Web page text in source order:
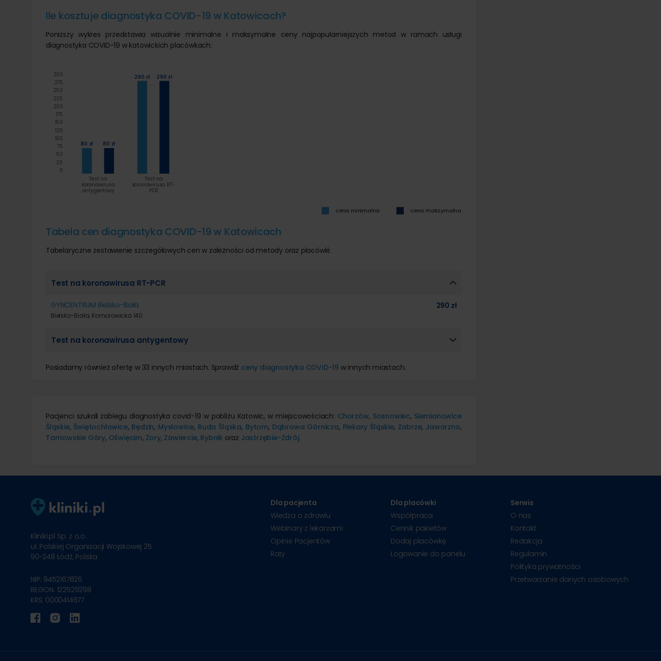
Ile kosztuje diagnostyka COVID-19 w Katowicach?
Poniższy wykres przedstawia wizualnie minimalne i maksymalne ceny najpopularniejszych metod w ramach usługi
diagnostyka COVID-19 w katowickich placówkach:
80 zł
290 zł
80 zł
290 zł
Test na
koronawirusa
antygentowy
Test na
koronawirusa RT-
PCR
0
25
50
75
100
125
150
175
200
225
250
275
300
cena minimalna cena maksymalna
Tabela cen diagnostyka COVID-19 w Katowicach
Tabelaryczne zestawienie szczegółowych cen w zależności od metody oraz placówki:
Test na koronawirusa RT-PCR
GYNCENTRUM Bielsko-Biała
Bielsko-Biała, Komorowicka 140
290 zł
Test na koronawirusa antygentowy
Posiadamy również ofertę w 33 innych miastach. Sprawdź ceny diagnostyka COVID-19 w innych miastach.
Pacjenci szukali zabiegu diagnostyka covid-19 w pobliżu Katowic, w miejscowościach: Chorzów, Sosnowiec, Siemianowice
Śląskie, Świętochłowice, Będzin, Mysłowice, Ruda Śląska, Bytom, Dąbrowa Górnicza, Piekary Śląskie, Zabrze, Jaworzno,
Tarnowskie Góry, Oświęcim, Żory, Zawiercie, Rybnik oraz Jastrzębie-Zdrój.
Kliniki.pl Sp. z o.o.
ul. Polskiej Organizacji Wojskowej 25
90-248 Łódź, Polska
NIP: 9452167826
REGON: 122529298
KRS: 0000414677
Dla pacjenta
Wiedza o zdrowiu
Webinary z lekarzami
Opinie Pacjentów
Raty
Dla placówki
Współpraca
Cennik pakietów
Dodaj placówkę
Logowanie do panelu
Serwis
O nas
Kontakt
Redakcja
Regulamin
Polityka prywatności
Przetwarzanie danych osobowych